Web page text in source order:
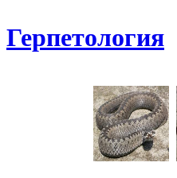
Герпетология